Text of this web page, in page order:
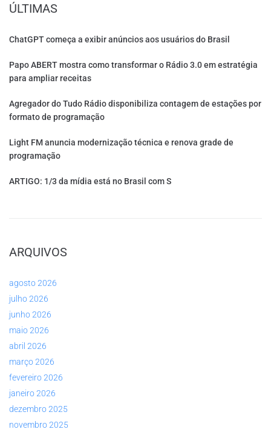
ÚLTIMAS
ChatGPT começa a exibir anúncios aos usuários do Brasil
Papo ABERT mostra como transformar o Rádio 3.0 em estratégia
para ampliar receitas
Agregador do Tudo Rádio disponibiliza contagem de estações por
formato de programação
Light FM anuncia modernização técnica e renova grade de
programação
ARTIGO: 1/3 da mídia está no Brasil com S
ARQUIVOS
agosto 2026
julho 2026
junho 2026
maio 2026
abril 2026
março 2026
fevereiro 2026
janeiro 2026
dezembro 2025
novembro 2025